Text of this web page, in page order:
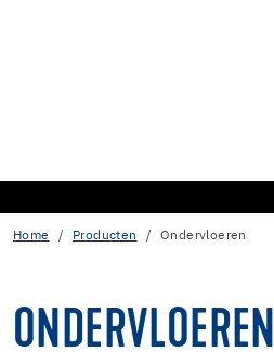
Home Producten Ondervloeren
ONDERVLOEREN